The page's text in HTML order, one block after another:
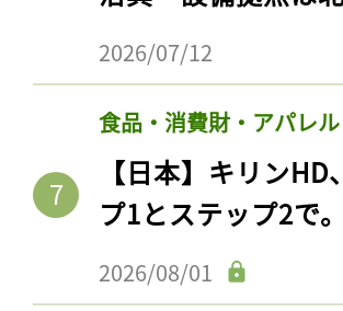
2026/07/12
食品・消費財・アパレル
【日本】キリン
プ1とステップ2で
2026/08/01